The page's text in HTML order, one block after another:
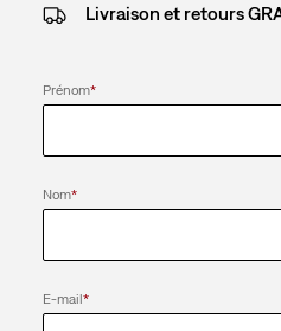
Livraison et retours
Prénom*
Nom*
E-mail*